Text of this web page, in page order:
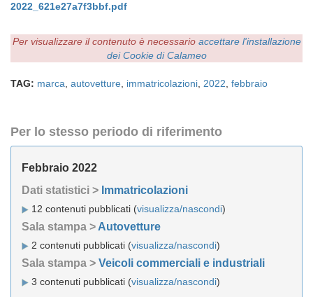
2022_621e27a7f3bbf.pdf
Per visualizzare il contenuto è necessario accettare l'installazione
dei Cookie di Calameo
TAG: marca autovetture immatricolazioni 2022 febbraio
Per lo stesso periodo di riferimento
Febbraio 2022
Dati statistici > Immatricolazioni
12 contenuti pubblicati (visualizza/nascondi)
Sala stampa > Autovetture
2 contenuti pubblicati (visualizza/nascondi)
Sala stampa > Veicoli commerciali e industriali
3 contenuti pubblicati (visualizza/nascondi)